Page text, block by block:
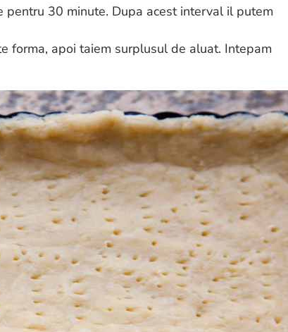
pentru 30 minute. Dupa acest interval il putem
forma, apoi taiem surplusul de aluat. Intepam